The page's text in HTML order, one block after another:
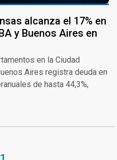
alcanza el 17% en
y Buenos Aires en
en la Ciudad
Aires registra deuda en
de hasta 44,3%,